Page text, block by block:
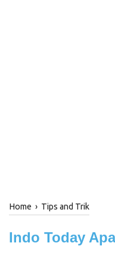
Home › Tips and Trik
Indo Today